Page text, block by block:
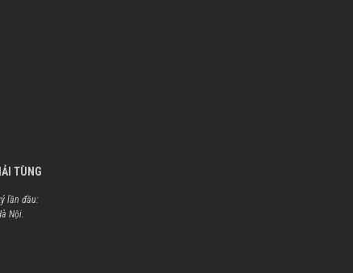
TÙNG
lần đầu:
Nội.